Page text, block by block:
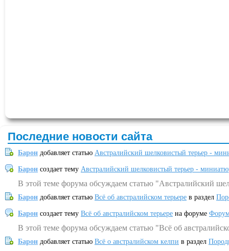
Последние новости сайта
Барон добавляет статью Австралийский шелковистый терьер -
Барон создает тему Австралийский шелковистый терьер -
В этой теме форума обсуждаем статью "Австралийский
Барон добавляет статью Всё об австралийском терьере в раздел
Барон создает тему Всё об австралийском терьере на форуме
В этой теме форума обсуждаем статью "Всё об
Барон добавляет статью Всё о австралийском келпи в раздел